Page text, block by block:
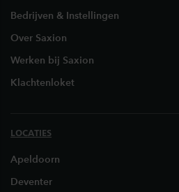
Bedrijven & Instellingen
Over Saxion
Werken bij Saxion
Klachtenloket
LOCATIES
Apeldoorn
Deventer